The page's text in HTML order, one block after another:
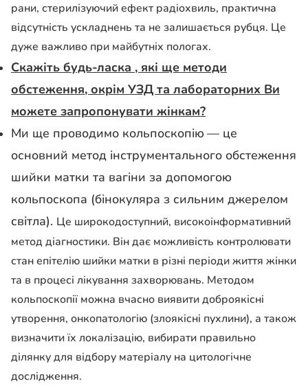
рани, стерилізуючий ефект радіохвиль, практична
відсутність ускладнень та не залишається рубця. Це
дуже важливо при майбутніх пологах.
Скажіть будь-ласка , які ще методи
обстеження, окрім УЗД та лабораторних Ви
можете запропонувати жінкам?
Ми ще проводимо кольпоскопію— це
основний метод інструментального обстеження
шийки матки та вагіни за допомогою
кольпоскопа (бінокуляра з сильним джерелом
світла). Це широкодоступний, високоінформативний
метод діагностики. Він дає можливість контролювати
стан епітелію шийки матки в різні періоди життя жінки
та в процесі лікування захворювань. Методом
кольпоскопії можна вчасно виявити доброякісні
утворення, онкопатологію (злоякісні пухлини), а також
визначити їх локалізацію, вибирати правильно
ділянку для відбору матеріалу на цитологічне
дослідження.